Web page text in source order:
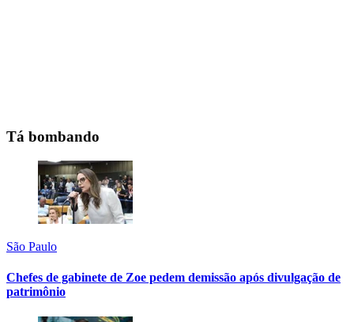
Tá bombando
São Paulo
Chefes de gabinete de Zoe pedem demissão após divulgação de
patrimônio